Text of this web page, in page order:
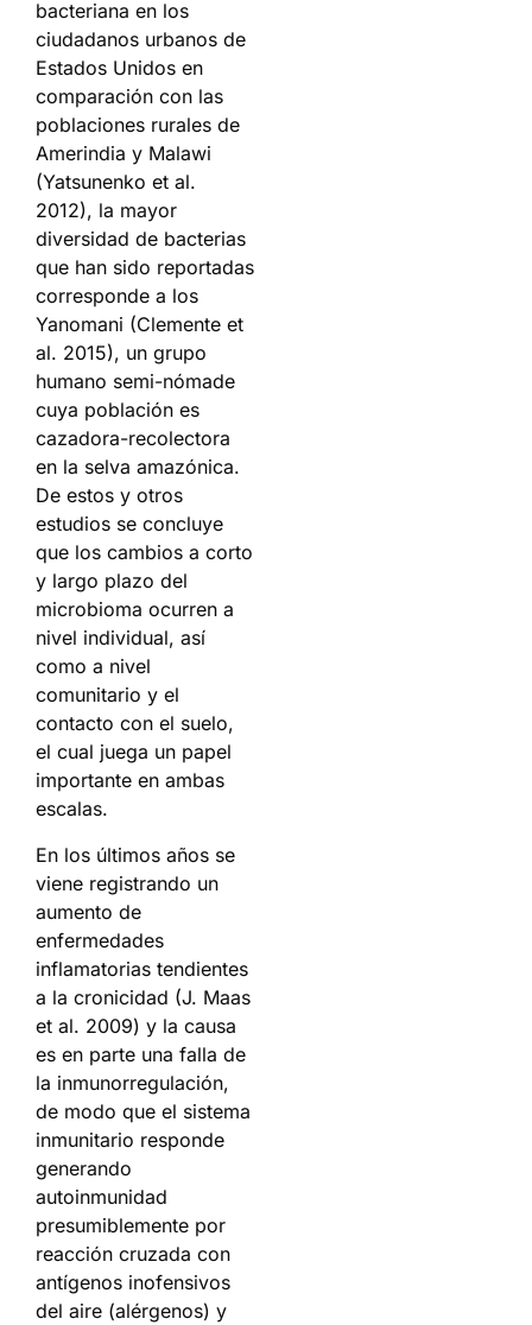
bacteriana en los
ciudadanos urbanos de
Estados Unidos en
comparación con las
poblaciones rurales de
Amerindia y Malawi
(Yatsunenko et al.
2012), la mayor
diversidad de bacterias
que han sido reportadas
corresponde a los
Yanomani (Clemente et
al. 2015), un grupo
humano semi-nómade
cuya población es
cazadora-recolectora
en la selva amazónica.
De estos y otros
estudios se concluye
que los cambios a corto
y largo plazo del
microbioma ocurren a
nivel individual, así
como a nivel
comunitario y el
contacto con el suelo,
el cual juega un papel
importante en ambas
escalas.
En los últimos años se
viene registrando un
aumento de
enfermedades
inflamatorias tendientes
a la cronicidad (J. Maas
et al. 2009) y la causa
es en parte una falla de
la inmunorregulación,
de modo que el sistema
inmunitario responde
generando
autoinmunidad
presumiblemente por
reacción cruzada con
antígenos inofensivos
del aire (alérgenos) y